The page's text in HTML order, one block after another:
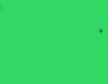
+